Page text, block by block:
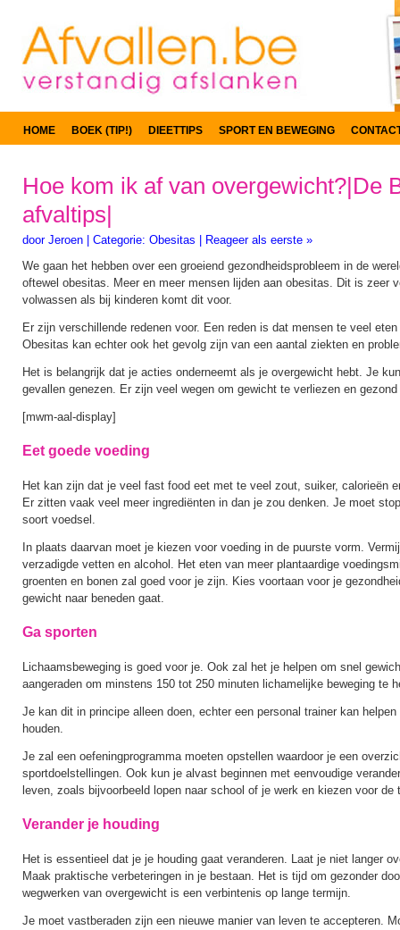
HOME BOEK (TIP!) DIEETTIPS SPORT EN BEWEGING
Hoe kom ik af van overgewicht?|De
afvaltips|
door Jeroen Categorie: Obesitas
Reageer als eerste »
We gaan het hebben over een groeiend gezondheidsprobleem in de
oftewel obesitas. Meer en meer mensen lijden aan obesitas. Dit is zeer
volwassen als bij kinderen komt dit voor.
Er zijn verschillende redenen voor. Een reden is dat mensen te veel
Obesitas kan echter ook het gevolg zijn van een aantal ziekten en
Het is belangrijk dat je acties onderneemt als je overgewicht hebt. Je
gevallen genezen. Er zijn veel wegen om gewicht te verliezen en
[mwm-aal-display]
Eet goede voeding
Het kan zijn dat je veel fast food eet met te veel zout, suiker, calorieën
Er zitten vaak veel meer ingrediënten in dan je zou denken. Je moet
soort voedsel.
In plaats daarvan moet je kiezen voor voeding in de puurste vorm.
verzadigde vetten en alcohol. Het eten van meer plantaardige
groenten en bonen zal goed voor je zijn. Kies voortaan voor je
gewicht naar beneden gaat.
Ga sporten
Lichaamsbeweging is goed voor je. Ook zal het je helpen om snel
aangeraden om minstens 150 tot 250 minuten lichamelijke beweging te
Je kan dit in principe alleen doen, echter een personal trainer kan
houden.
Je zal een oefeningprogramma moeten opstellen waardoor je een
sportdoelstellingen. Ook kun je alvast beginnen met eenvoudige
leven, zoals bijvoorbeeld lopen naar school of je werk en kiezen voor
Verander je houding
Het is essentieel dat je je houding gaat veranderen. Laat je niet langer
Maak praktische verbeteringen in je bestaan. Het is tijd om gezonder
wegwerken van overgewicht is een verbintenis op lange termijn.
Je moet vastberaden zijn een nieuwe manier van leven te accepteren.